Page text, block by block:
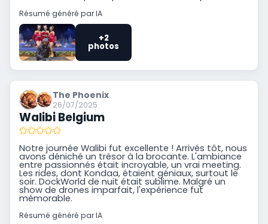
Résumé généré par IA
+2
photos
The Phoenix
26/07/2025
Walibi Belgium
Notre journée Walibi fut excellente ! Arrivés tôt, nous
avons déniché un trésor à la brocante. L'ambiance
entre passionnés était incroyable, un vrai meeting.
Les rides, dont Kondaa, étaient géniaux, surtout le
soir. DockWorld de nuit était sublime. Malgré un
show de drones imparfait, l'expérience fut
mémorable.
Résumé généré par IA